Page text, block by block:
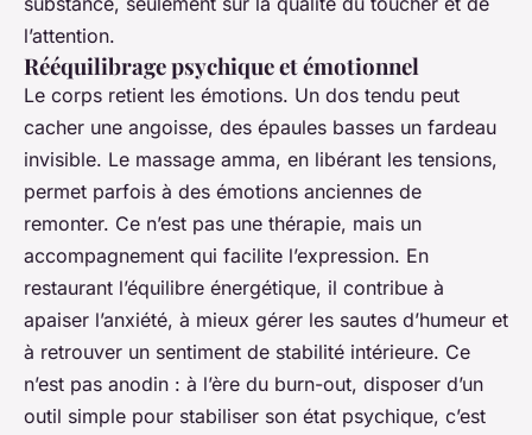
l’attention.
Rééquilibrage psychique et émotionnel
Le corps retient les émotions. Un dos tendu peut
cacher une angoisse, des épaules basses un fardeau
invisible. Le massage amma, en libérant les tensions,
permet parfois à des émotions anciennes de
remonter. Ce n’est pas une thérapie, mais un
accompagnement qui facilite l’expression. En
restaurant l’équilibre énergétique, il contribue à
apaiser l’anxiété, à mieux gérer les sautes d’humeur et
à retrouver un sentiment de stabilité intérieure. Ce
n’est pas anodin : à l’ère du burn-out, disposer d’un
outil simple pour stabiliser son état psychique, c’est